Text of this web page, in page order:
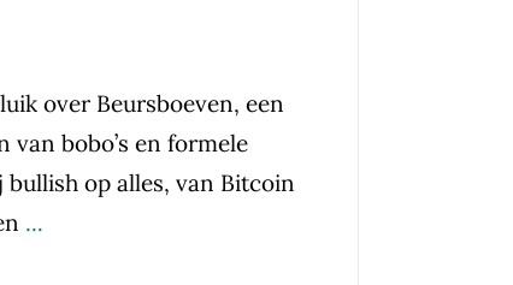
over Beursboeven, een
bobo’s en formele
op alles, van Bitcoin
...